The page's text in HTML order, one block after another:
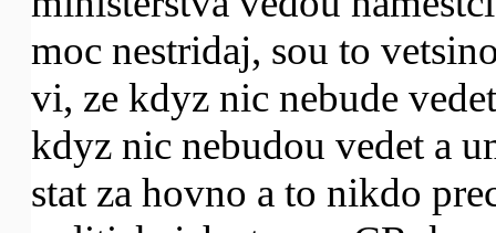
moc nestridaj, sou to
vi, ze kdyz nic nebude
kdyz nic nebudou vedet a
stat za hovno a to nikdo